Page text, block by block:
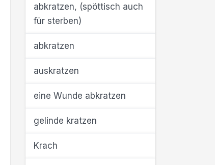
abkratzen, (spöttisch auch
für sterben)
abkratzen
auskratzen
eine Wunde abkratzen
gelinde kratzen
Krach